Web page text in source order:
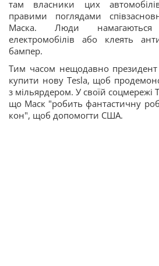
там власники цих
правими поглядами
Маска. Люди намагаються
електромобілів або клеять
бампер.
Тим часом нещодавно
купити нову Tesla, щоб
з мільярдером. У своїй соцмережі
що Маск "робить фантастичну
кон", щоб допомогти США.